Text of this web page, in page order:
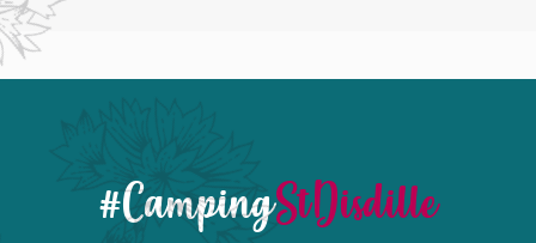
#CampingStDisdille